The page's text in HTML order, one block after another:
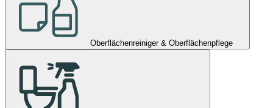
Oberflächenreiniger & Oberflächenpflege